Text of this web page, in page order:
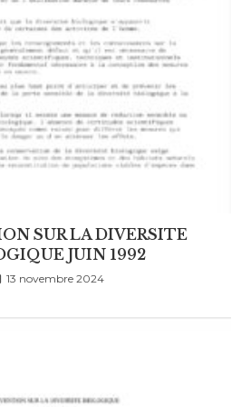
SUR LA DIVERSITE
JUIN 1992
13 novembre 2024